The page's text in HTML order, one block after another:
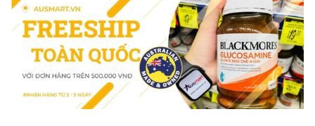
Lựa chọn hoàn hảo cho bữa sáng hoặc ăn nhẹ bất
cứ lúc nào trong ngày.
Yến mạch Carman's Aussie Oat Clusters Apple Crunch
không chỉ mang đến cho bạn một bữa sáng nhanh
chóng, ngon miệng mà còn cung cấp năng lượng cần
thiết để bắt đầu ngày mới. Hãy để Carman's làm phong